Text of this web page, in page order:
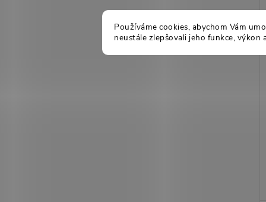
Používáme cookies, abychom Vám
neustále zlepšovali jeho funkce, výkon